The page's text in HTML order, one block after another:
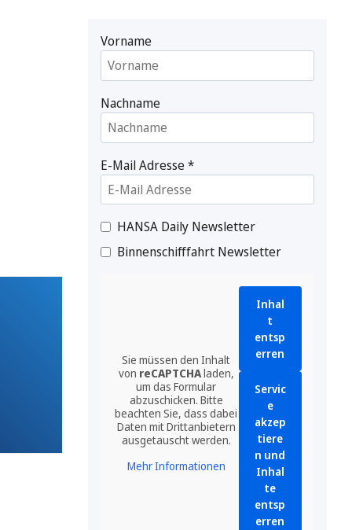
Vorname
Nachname
E-Mail Adresse*
HANSA Daily Newsletter
Binnenschifffahrt Newsletter
Sie müssen den Inhalt
von reCAPTCHAladen,
um das Formular
abzuschicken. Bitte
beachten Sie, dass dabei
Daten mit Drittanbietern
ausgetauscht werden.
Mehr Informationen
Inhal
t
entsp
erren
Servic
e
akzep
tiere
n und
Inhal
te
entsp
erren